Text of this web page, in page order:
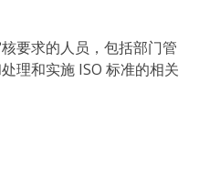
要求的人员，包括部门管
理和实施 ISO 标准的相关